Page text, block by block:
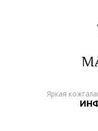
Яркая